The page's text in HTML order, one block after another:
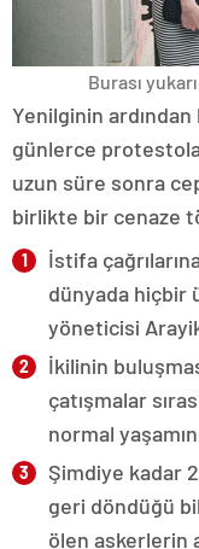
Burası
Yenilginin
günlerce
uzun süre sonra
birlikte bir cenaze
İstifa
dünyada hiçbir
yöneticisi
İkilinin
çatışmalar
normal yaşamın
Şimdiye kadar
geri döndüğü
ölen askerlerin